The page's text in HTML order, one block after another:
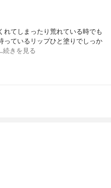
れてしまったり荒れている時でも
っているリップひと塗りでしっか
続きを見る